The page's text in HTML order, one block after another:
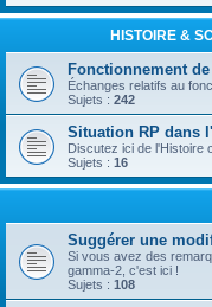
HISTOIRE &
Fonctionnement
Échanges relatifs au
Sujets : 242
Situation RP dans
Discutez ici de l'Histoire
Sujets : 16
Suggérer une
Si vous avez des
gamma-2, c'est ici !
Sujets : 108